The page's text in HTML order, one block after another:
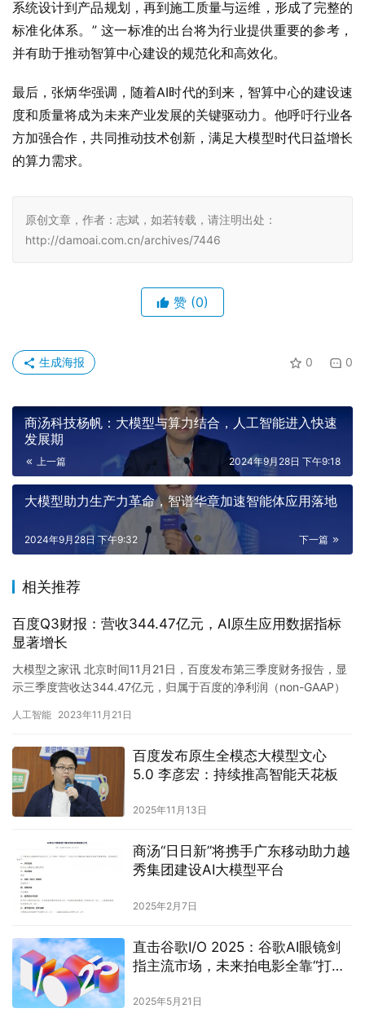
系统设计到产品规划，再到施工质量与运维，形成了完整的
标准化体系。” 这一标准的出台将为行业提供重要的参考，
并有助于推动智算中心建设的规范化和高效化。
最后，张炳华强调，随着AI时代的到来，智算中心的建设速
度和质量将成为未来产业发展的关键驱动力。他呼吁行业各
方加强合作，共同推动技术创新，满足大模型时代日益增长
的算力需求。
原创文章，作者：志斌，如若转载，请注明出处：
http://damoai.com.cn/archives/7446
赞 (0)
0 0
生成海报
商汤科技杨帆：大模型与算力结合，人工智能进入快速
发展期
上一篇 2024年9月28日 下午9:18
大模型助力生产力革命，智谱华章加速智能体应用落地
下一篇
2024年9月28日 下午9:32
相关推荐
百度Q3财报：营收344.47亿元，AI原生应用数据指标
显著增长
大模型之家讯 北京时间11月21日，百度发布第三季度财务报告，显
示三季度营收达344.47亿元，归属于百度的净利润（non-GAAP）
人工智能 2023年11月21日
百度发布原生全模态大模型文心
5.0 李彦宏：持续推高智能天花板
2025年11月13日
商汤“日日新”将携手广东移动助力越
秀集团建设AI大模型平台
2025年2月7日
直击谷歌I/O 2025：谷歌AI眼镜剑
指主流市场，未来拍电影全靠“打
2025年5月21日